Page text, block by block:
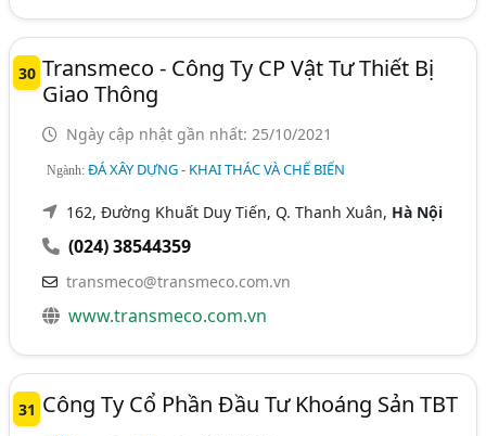
30 Transmeco - Công Ty CP Vật Tư Thiết Bị
Giao Thông
Ngày cập nhật gần nhất: 25/10/2021
Ngành:ĐÁ XÂY DỰNG - KHAI THÁC VÀ CHẾ BIẾN
162, Đường Khuất Duy Tiến, Q. Thanh Xuân, Hà Nội
(024) 38544359
transmeco@transmeco.com.vn
www.transmeco.com.vn
31 Công Ty Cổ Phần Đầu Tư Khoáng Sản TBT